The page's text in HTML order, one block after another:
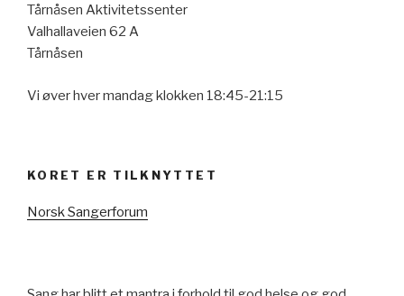
Tårnåsen Aktivitetssenter
Valhallaveien 62 A
Tårnåsen
Vi øver hver mandag klokken 18:45-21:15
KORET ER TILKNYTTET
Norsk Sangerforum